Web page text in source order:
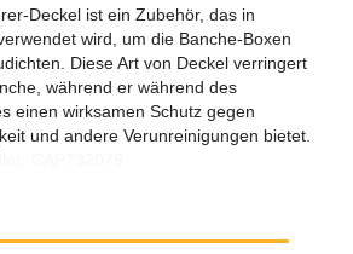
Deckel ist ein Zubehör, das in
wird, um die Banche-Boxen
Diese Art von Deckel verringert
während er während des
einen wirksamen Schutz gegen
und andere Verunreinigungen bietet.